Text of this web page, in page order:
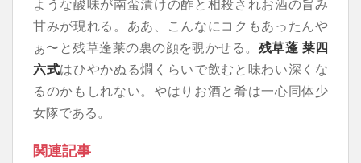
ような酸味が南蛮漬けの酢と相殺されお酒の旨み
甘みが現れる。ああ、こんなにコクもあったんや
ぁ〜と残草蓬莱の裏の顔を覗かせる。 残草蓬 莱四
六式はひやかぬる燗くらいで飲むと味わい深くな
るのかもしれない。やはりお酒と肴は一心同体少
女隊である。
関連記事